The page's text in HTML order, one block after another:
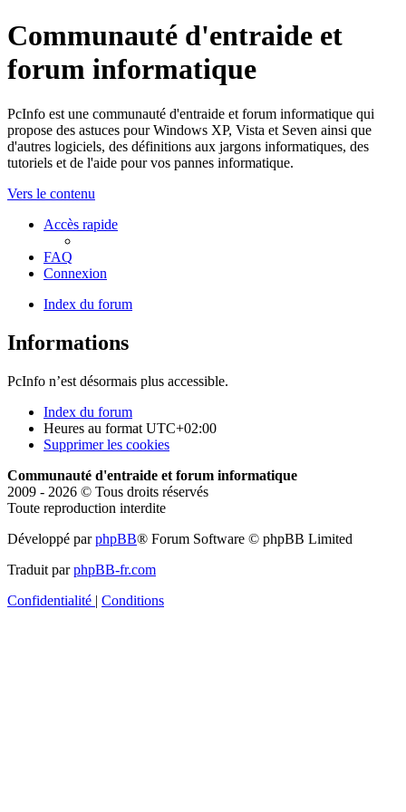
Communauté d'entraide et
forum informatique
PcInfo est une communauté d'entraide et forum informatique qui
propose des astuces pour Windows XP, Vista et Seven ainsi que
d'autres logiciels, des définitions aux jargons informatiques, des
tutoriels et de l'aide pour vos pannes informatique.
Vers le contenu
Accès rapide
FAQ
Connexion
Index du forum
Informations
PcInfo n’est désormais plus accessible.
Index du forum
Heures au format UTC+02:00
Supprimer les cookies
Communauté d'entraide et forum informatique
2009 - 2026 © Tous droits réservés
Toute reproduction interdite
Développé parphpBB® Forum Software © phpBB Limited
Traduit parphpBB-fr.com
Confidentialité | Conditions